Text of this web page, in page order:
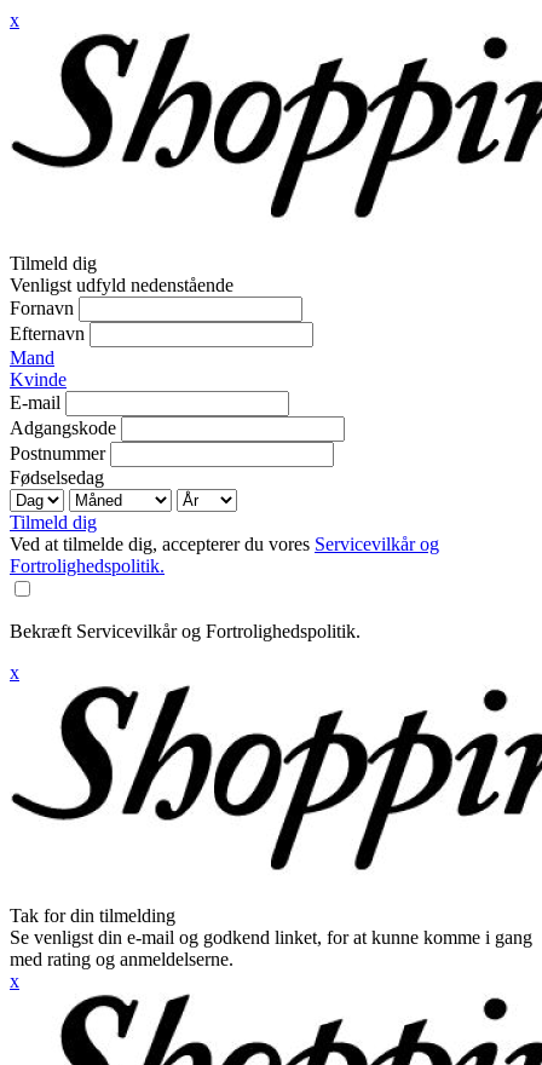
x
Tilmeld dig
Venligst udfyld nedenstående
Fornavn
Efternavn
Mand
Kvinde
E-mail
Adgangskode
Postnummer
Fødselsedag
Tilmeld dig
Ved at tilmelde dig, accepterer du vores Servicevilkår og
Fortrolighedspolitik.
Bekræft Servicevilkår og Fortrolighedspolitik.
x
Tak for din tilmelding
Se venligst din e-mail og godkend linket, for at kunne komme i gang
med rating og anmeldelserne.
x